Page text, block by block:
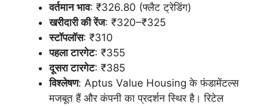
वर्तमान भाव: ₹326.80 (फ्लैट ट्रेडिंग)
खरीदारी की रेंज: ₹320–₹325
स्टॉपलॉस: ₹310
पहला टारगेट: ₹355
दूसरा टारगेट: ₹385
विश्लेषण: Aptus Value Housing के फंडामेंटल्स
मजबूत हैं और कंपनी का प्रदर्शन स्थिर है। रिटेल